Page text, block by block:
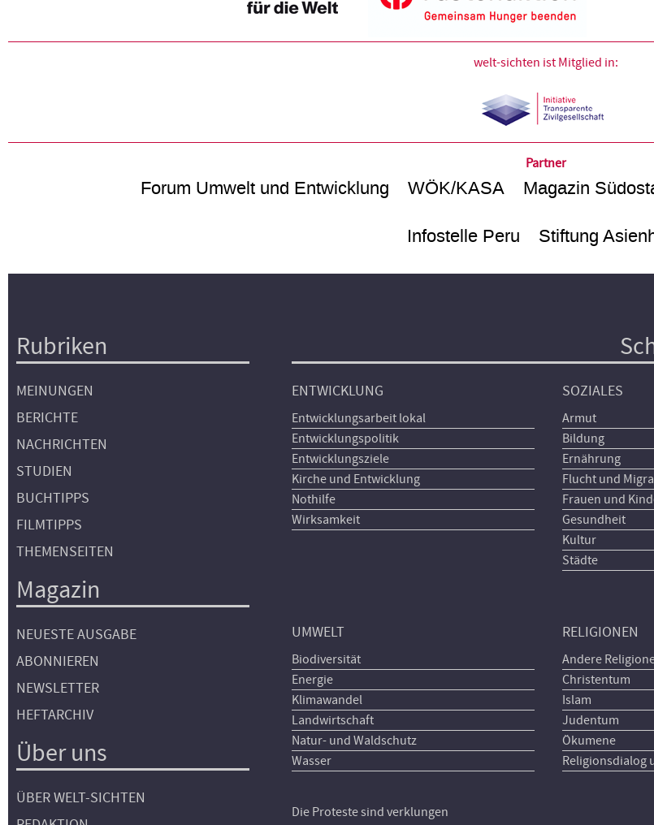
welt-sichten ist Mitglied in:
Partner
Forum Umwelt und Entwicklung WÖK/KASA Magazin
Infostelle Peru Stiftung
Hauptnavigation
Rubriken
MEINUNGEN
BERICHTE
NACHRICHTEN
STUDIEN
BUCHTIPPS
FILMTIPPS
THEMENSEITEN
Magazin
NEUESTE AUSGABE
ABONNIEREN
NEWSLETTER
HEFTARCHIV
Über uns
ÜBER WELT-SICHTEN
ENTWICKLUNG
Entwicklungsarbeit lokal
Entwicklungspolitik
Entwicklungsziele
Kirche und Entwicklung
Nothilfe
Wirksamkeit
SOZIALES
Armut
Bildung
Ernährung
Flucht und
Frauen und
Gesundheit
Kultur
Städte
UMWELT
Biodiversität
Energie
Klimawandel
Landwirtschaft
Natur- und Waldschutz
Wasser
RELIGIONEN
Andere
Christentum
Islam
Judentum
Ökumene
Religionsdialog
Die Proteste sind verklungen